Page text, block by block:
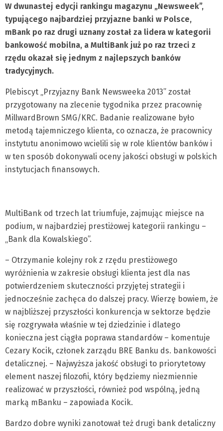
W dwunastej edycji rankingu magazynu „Newsweek”,
typującego najbardziej przyjazne banki w Polsce,
mBank po raz drugi uznany został za lidera w kategorii
bankowość mobilna, a MultiBank już po raz trzeci z
rzędu okazał się jednym z najlepszych banków
tradycyjnych.
Plebiscyt „Przyjazny Bank Newsweeka 2013” został
przygotowany na zlecenie tygodnika przez pracownię
MillwardBrown SMG/KRC. Badanie realizowane było
metodą tajemniczego klienta, co oznacza, że pracownicy
instytutu anonimowo wcielili się w role klientów banków i
w ten sposób dokonywali oceny jakości obsługi w polskich
instytucjach finansowych.
MultiBank od trzech lat triumfuje, zajmując miejsce na
podium, w najbardziej prestiżowej kategorii rankingu –
„Bank dla Kowalskiego”.
– Otrzymanie kolejny rok z rzędu prestiżowego
wyróżnienia w zakresie obsługi klienta jest dla nas
potwierdzeniem skuteczności przyjętej strategii i
jednocześnie zachęca do dalszej pracy. Wierzę bowiem, że
w najbliższej przyszłości konkurencja w sektorze będzie
się rozgrywała właśnie w tej dziedzinie i dlatego
konieczna jest ciągła poprawa standardów – komentuje
Cezary Kocik, członek zarządu BRE Banku ds. bankowości
detalicznej. – Najwyższa jakość obsługi to priorytetowy
element naszej filozofii, który będziemy niezmiennie
realizować w przyszłości, również pod wspólną, jedną
marką mBanku – zapowiada Kocik.
Bardzo dobre wyniki zanotował też drugi bank detaliczny